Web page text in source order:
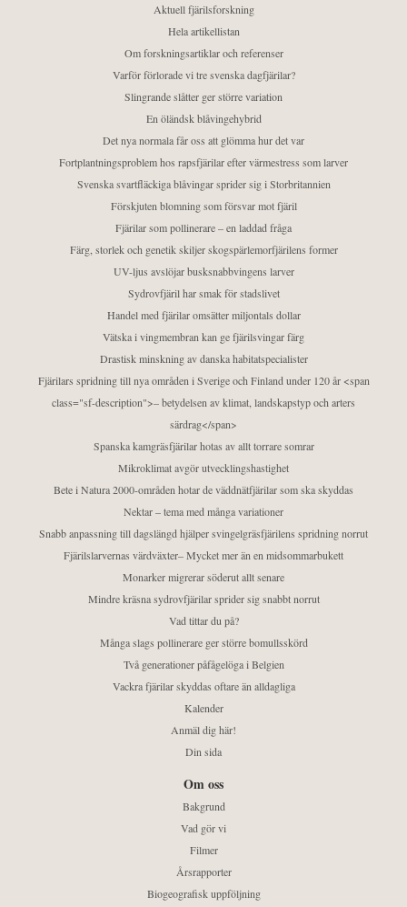
Aktuell fjärilsforskning
Hela artikellistan
Om forskningsartiklar och referenser
Varför förlorade vi tre svenska dagfjärilar?
Slingrande slåtter ger större variation
En öländsk blåvingehybrid
Det nya normala får oss att glömma hur det var
Fortplantningsproblem hos rapsfjärilar efter värmestress som larver
Svenska svartfläckiga blåvingar sprider sig i Storbritannien
Förskjuten blomning som försvar mot fjäril
Fjärilar som pollinerare – en laddad fråga
Färg, storlek och genetik skiljer skogspärlemorfjärilens former
UV-ljus avslöjar busksnabbvingens larver
Sydrovfjäril har smak för stadslivet
Handel med fjärilar omsätter miljontals dollar
Vätska i vingmembran kan ge fjärilsvingar färg
Drastisk minskning av danska habitatspecialister
Fjärilars spridning till nya områden i Sverige och Finland under 120 år <span
class="sf-description">– betydelsen av klimat, landskapstyp och arters
särdrag</span>
Spanska kamgräsfjärilar hotas av allt torrare somrar
Mikroklimat avgör utvecklingshastighet
Bete i Natura 2000-områden hotar de väddnätfjärilar som ska skyddas
Nektar – tema med många variationer
Snabb anpassning till dagslängd hjälper svingelgräsfjärilens spridning norrut
Fjärilslarvernas värdväxter– Mycket mer än en midsommarbukett
Monarker migrerar söderut allt senare
Mindre kräsna sydrovfjärilar sprider sig snabbt norrut
Vad tittar du på?
Många slags pollinerare ger större bomullsskörd
Två generationer påfågelöga i Belgien
Vackra fjärilar skyddas oftare än alldagliga
Kalender
Anmäl dig här!
Din sida
Om oss
Bakgrund
Vad gör vi
Filmer
Årsrapporter
Biogeografisk uppföljning